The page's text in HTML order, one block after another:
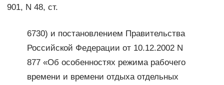
901, N 48, ст.
6730) и постановлением Правительства
Российской Федерации от 10.12.2002 N
877 «Об особенностях режима рабочего
времени и времени отдыха отдельных